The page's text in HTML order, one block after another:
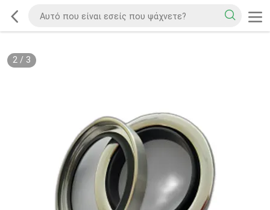
2/ 3